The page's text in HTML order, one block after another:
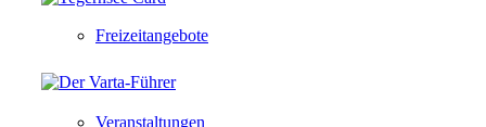
Freizeitangebote
Veranstaltungen